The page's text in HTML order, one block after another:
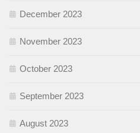
December 2023
November 2023
October 2023
September 2023
August 2023